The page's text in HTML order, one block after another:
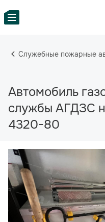
Служебные пожарные
Автомобиль
службы АГДЗС
4320-80